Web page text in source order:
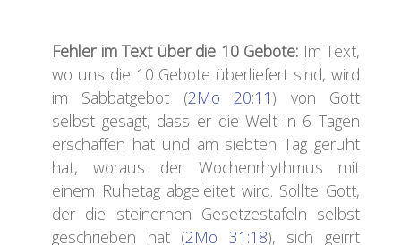
Fehler im Text über die 10 Gebote: Im Text,
wo uns die 10 Gebote überliefert sind, wird
im Sabbatgebot (2Mo 20:11) von Gott
selbst gesagt, dass er die Welt in 6 Tagen
erschaffen hat und am siebten Tag geruht
hat, woraus der Wochenrhythmus mit
einem Ruhetag abgeleitet wird. Sollte Gott,
der die steinernen Gesetzestafeln selbst
geschrieben hat (2Mo 31:18), sich geirrt